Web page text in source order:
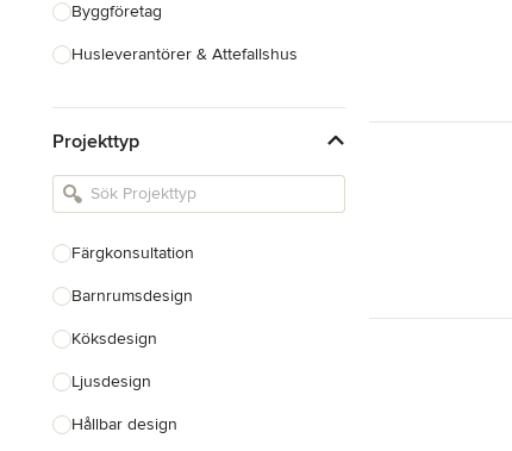
Byggföretag
Husleverantörer & Attefallshus
Inredningsarkitekter & Inredare
Kakel, Sten & Bänkskivor
Landskapsarkitekter &
Trädgårdsdesigner
Visa alla
Projekttyp
Färgkonsultation
Barnrumsdesign
Köksdesign
Ljusdesign
Hållbar design